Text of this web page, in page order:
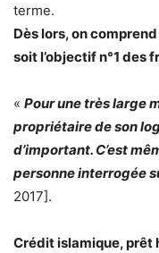
terme.
Dès lors, on
soit l’objectif n°1 des
« Pour une très large
propriétaire de son
d’important. C’est
personne interrogée
2017].
Crédit islamique, prêt